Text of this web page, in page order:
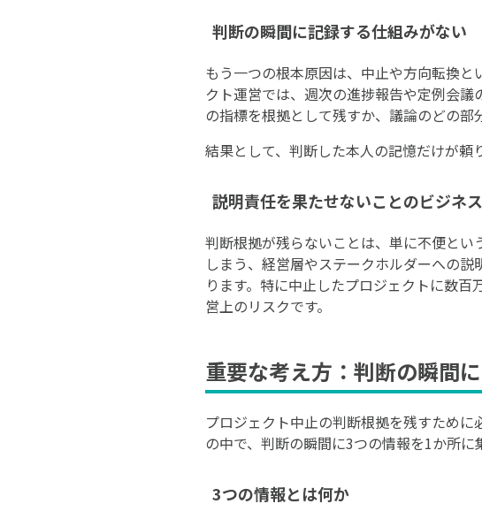
判断の瞬間に記録する仕組みがない
もう一つの根本原因は、中止や方向転換
クト運営では、週次の進捗報告や定例会
の指標を根拠として残すか、議論のどの部
結果として、判断した本人の記憶だけが頼
説明責任を果たせないことのビジネ
判断根拠が残らないことは、単に不便と
しまう、経営層やステークホルダーへの
ります。特に中止したプロジェクトに数
営上のリスクです。
重要な考え方：判断の瞬間
プロジェクト中止の判断根拠を残すため
の中で、判断の瞬間に3つの情報を1か所に
3つの情報とは何か